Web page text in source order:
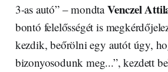
3-as autó” – mondtaVenczel
bontó felelősségét is
kezdik, beőrölni egy autót úgy,
bizonyosodunk meg...”, kezdett